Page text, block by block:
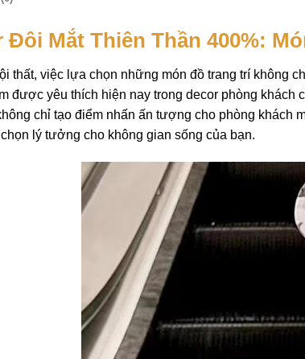
Đôi Mắt Thiên Thần 400%:
thất, việc lựa chọn những món đồ trang trí không
được yêu thích hiện nay trong decor phòng khách
chỉ tạo điểm nhấn ấn tượng cho phòng khách
lý tưởng cho không gian sống của bạn.